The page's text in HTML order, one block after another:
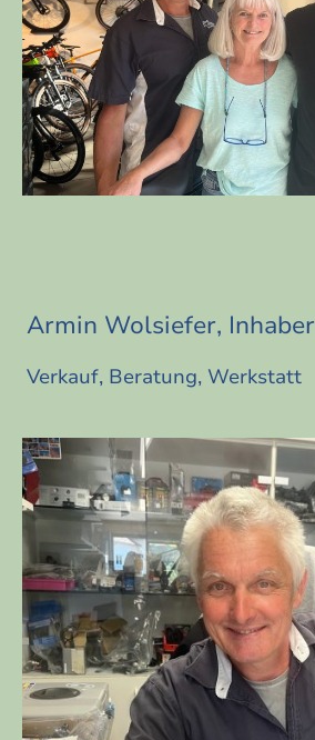
Armin Wolsiefer, Inhaber
Verkauf, Beratung, Werkstatt